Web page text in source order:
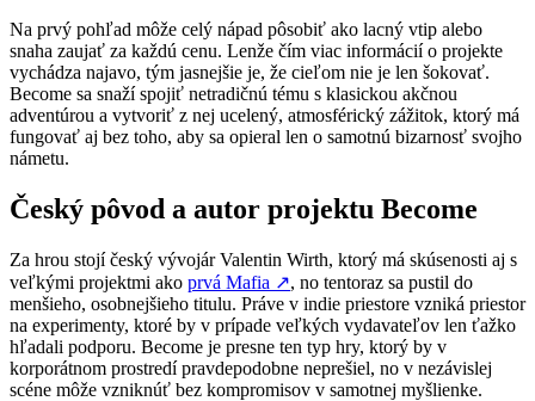
Na prvý pohľad môže celý nápad pôsobiť ako lacný vtip alebo
snaha zaujať za každú cenu. Lenže čím viac informácií o projekte
vychádza najavo, tým jasnejšie je, že cieľom nie je len šokovať.
Become sa snaží spojiť netradičnú tému s klasickou akčnou
adventúrou a vytvoriť z nej ucelený, atmosférický zážitok, ktorý má
fungovať aj bez toho, aby sa opieral len o samotnú bizarnosť svojho
námetu.
Český pôvod a autor projektu Become
Za hrou stojí český vývojár Valentin Wirth, ktorý má skúsenosti aj s
veľkými projektmi ako prvá Mafia ↗, no tentoraz sa pustil do
menšieho, osobnejšieho titulu. Práve v indie priestore vzniká priestor
na experimenty, ktoré by v prípade veľkých vydavateľov len ťažko
hľadali podporu. Become je presne ten typ hry, ktorý by v
korporátnom prostredí pravdepodobne neprešiel, no v nezávislej
scéne môže vzniknúť bez kompromisov v samotnej myšlienke.